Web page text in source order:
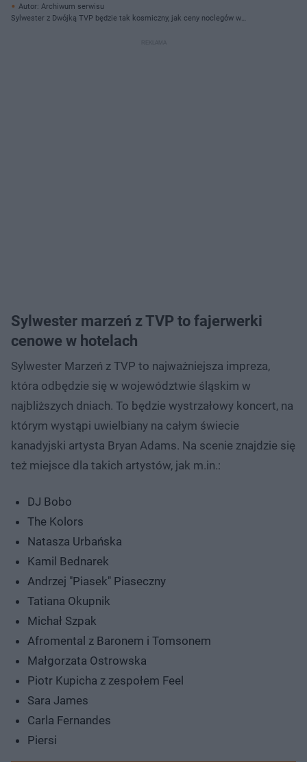
Autor: Archiwum serwisu
Sylwester z Dwójką TVP będzie tak kosmiczny, jak ceny noclegów w
Sylwester marzeń z TVP to fajerwerki
cenowe w hotelach
Sylwester Marzeń z TVP to najważniejsza impreza,
która odbędzie się w województwie śląskim w
najbliższych dniach. To będzie wystrzałowy koncert, na
którym wystąpi uwielbiany na całym świecie
kanadyjski artysta Bryan Adams. Na scenie znajdzie się
też miejsce dla takich artystów, jak m.in.:
DJ Bobo
The Kolors
Natasza Urbańska
Kamil Bednarek
Andrzej "Piasek" Piaseczny
Tatiana Okupnik
Michał Szpak
Afromental z Baronem i Tomsonem
Małgorzata Ostrowska
Piotr Kupicha z zespołem Feel
Sara James
Carla Fernandes
Piersi